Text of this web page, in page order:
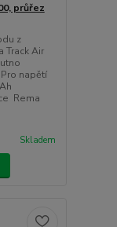
průřez
z
Track Air
napětí
Rema
Skladem